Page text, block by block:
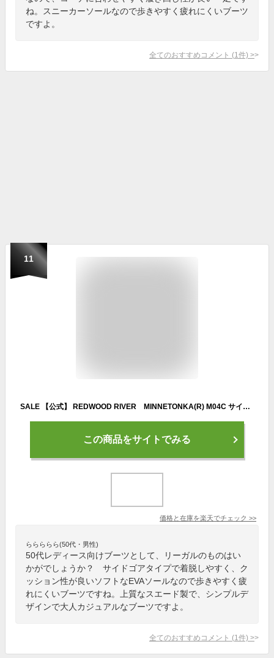
ね。スニーカーソールなので歩きやすく疲れにくいブーツ
ですよ。
全てのおすすめコメント (1 件) >
11
SALE 【公式】 REDWOOD RIVER MINNETONKA(R) M04C サイドゴアブーツ カーキスエード ブーツ レディース レッドウッド リバーミネトンカ(R) REGAL CORPORATION リーガル コーポレーション
この商品をサイトでみる
価格と在庫を楽天でチェック >>
ららららら(50代・男性)
50代レディース向けブーツとして、リーガルのものはい
かがでしょうか？ サイドゴアタイプで着脱しやすく、ク
ッション性が良いソフトなEVAソールなので歩きやすく疲
れにくいブーツですね。上質なスエード製で、シンプルデ
ザインで大人カジュアルなブーツですよ。
全てのおすすめコメント (1 件) >